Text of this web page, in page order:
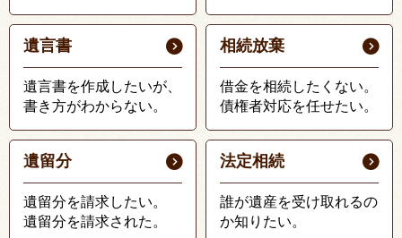
遺言書
遺言書を作成したいが、
書き方がわからない。
相続放棄
借金を相続したくない。
債権者対応を任せたい。
遺留分
遺留分を請求したい。
遺留分を請求された。
法定相続
誰が遺産を受け取れるの
か知りたい。